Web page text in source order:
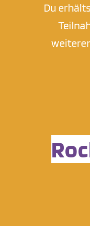
Du